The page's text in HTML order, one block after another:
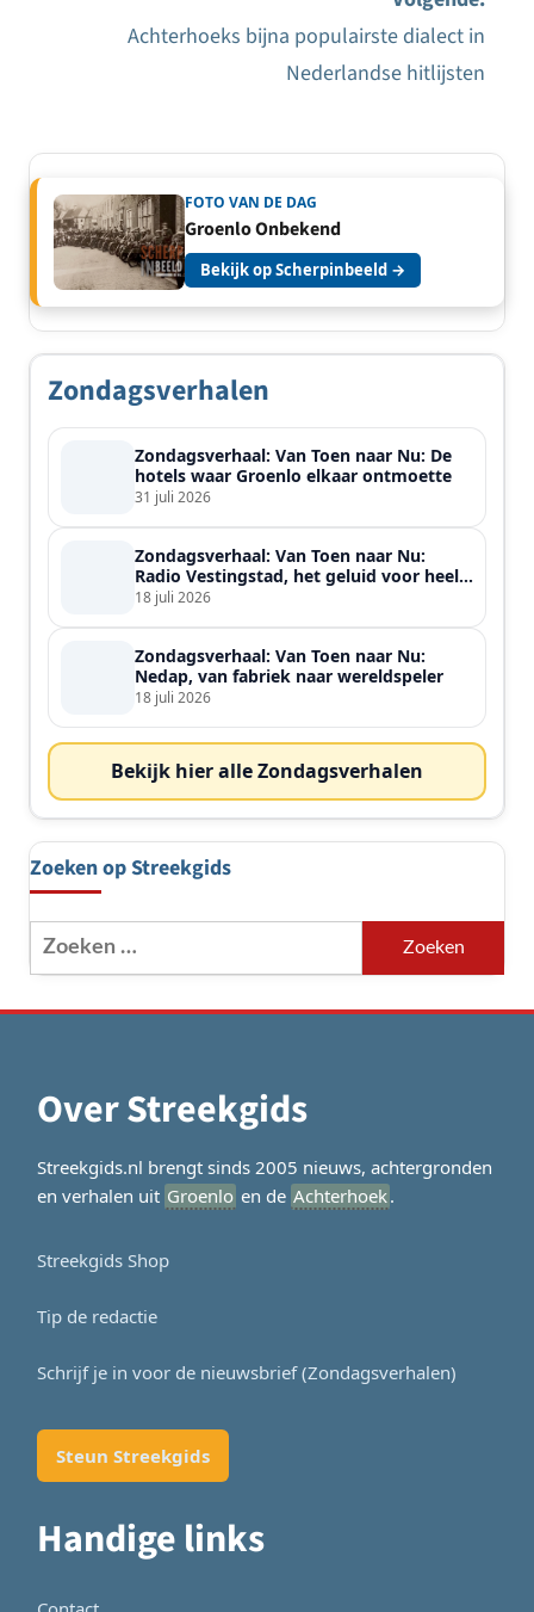
Achterhoeks bijna populairste dialect in
Nederlandse hitlijsten
FOTO VAN DE DAG
Groenlo Onbekend
Bekijk op Scherpinbeeld →
Zondagsverhalen
Zondagsverhaal: Van Toen naar Nu: De
hotels waar Groenlo elkaar ontmoette
31 juli 2026
Zondagsverhaal: Van Toen naar Nu:
Radio Vestingstad, het geluid voor heel
de streek
18 juli 2026
Zondagsverhaal: Van Toen naar Nu:
Nedap, van fabriek naar wereldspeler
18 juli 2026
Bekijk hier alle Zondagsverhalen
Zoeken op Streekgids
Zoeken
naar:
Over Streekgids
Streekgids.nl brengt sinds 2005 nieuws, achtergronden
en verhalen uit Groenlo en de Achterhoek.
Streekgids Shop
Tip de redactie
Schrijf je in voor de nieuwsbrief (Zondagsverhalen)
Steun Streekgids
Handige links